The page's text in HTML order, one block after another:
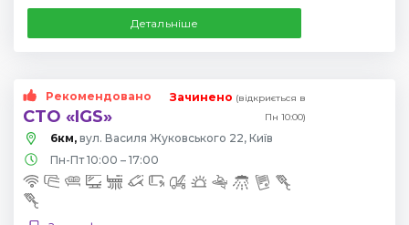
Детальніше
Рекомендовано
СТО «IGS»
Зачинено (відкриється в
Пн 10:00)
6км, вул. Василя Жуковського 22, Київ
Пн-Пт 10:00 – 17:00